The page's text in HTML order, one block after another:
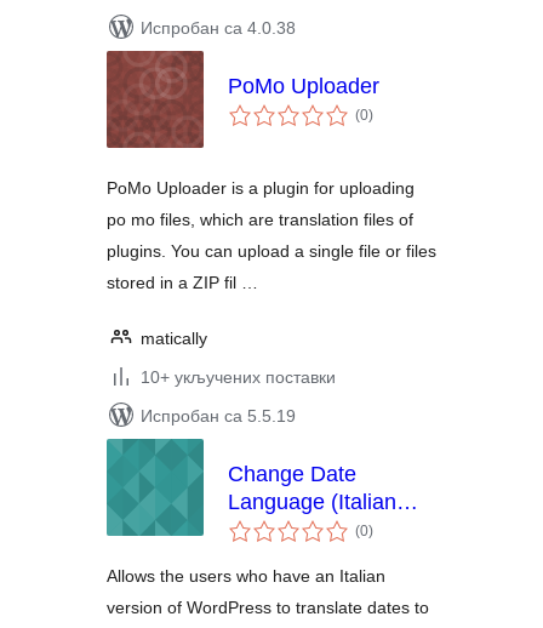
Испробан са 4.0.38
PoMo Uploader
(0укупних
оцена
)
PoMo Uploader is a plugin for uploading
po mo files, which are translation files of
plugins. You can upload a single file or files
stored in a ZIP fil …
matically
10+ укључених поставки
Испробан са 5.5.19
Change Date
Language (Italian
people)
(0укупних
оцена
)
Allows the users who have an Italian
version of WordPress to translate dates to